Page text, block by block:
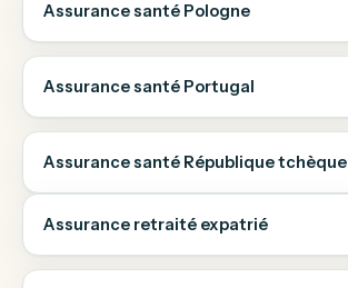
Assurance santé Pologne
Assurance santé Portugal
Assurance santé République tchèque
Assurance retraité expatrié